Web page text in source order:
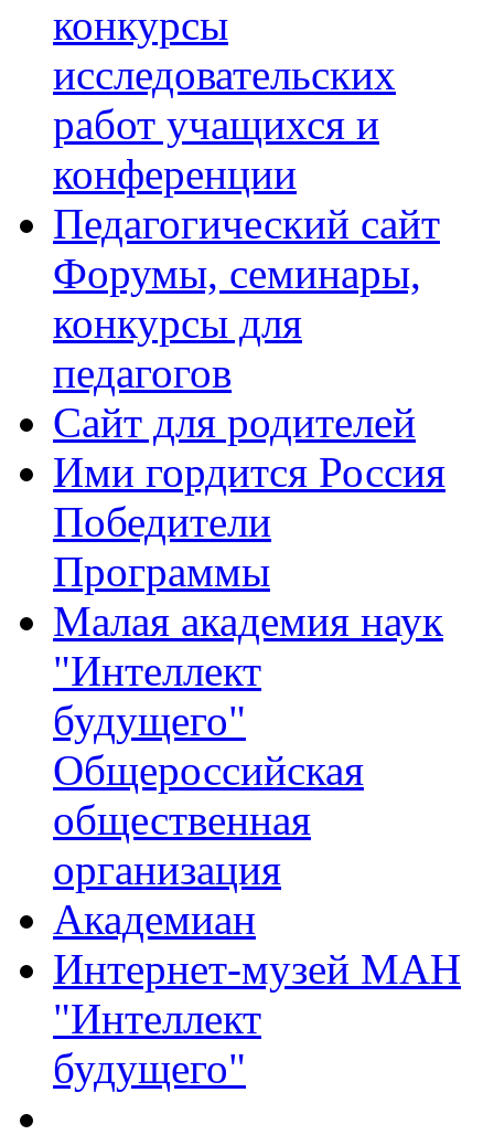
конкурсы
исследовательских
работ учащихся и
конференции
Педагогический сайт
Форумы, семинары,
конкурсы для
педагогов
Сайт для родителей
Ими гордится Россия
Победители
Программы
Малая академия наук
"Интеллект
будущего"
Общероссийская
общественная
организация
Академиан
Интернет-музей МАН
"Интеллект
будущего"